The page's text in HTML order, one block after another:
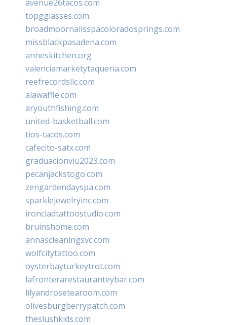
avenue26tacos.com
topgglasses.com
broadmoornailsspacoloradosprings.com
missblackpasadena.com
anneskitchen.org
valenciamarketytaqueria.com
reefrecordsllc.com
alawaffle.com
aryouthfishing.com
united-basketball.com
tios-tacos.com
cafecito-satx.com
graduacionviu2023.com
pecanjackstogo.com
zengardendayspa.com
sparklejewelryinc.com
ironcladtattoostudio.com
bruinshome.com
annascleaningsvc.com
wolfcitytattoo.com
oysterbayturkeytrot.com
lafronterarestauranteybar.com
lilyandrosetearoom.com
olivesburgberrypatch.com
theslushkids.com